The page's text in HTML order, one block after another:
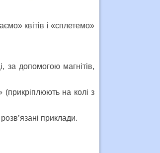
квітів і «сплетемо»
за допомогою магнітів,
(прикріплюють на колі з
приклади.